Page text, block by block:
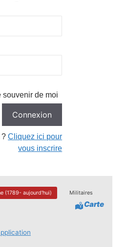
souvenir de moi
?Cliquez ici pour
vous inscrire
(1789- aujourd'hui) Militaires
Carte